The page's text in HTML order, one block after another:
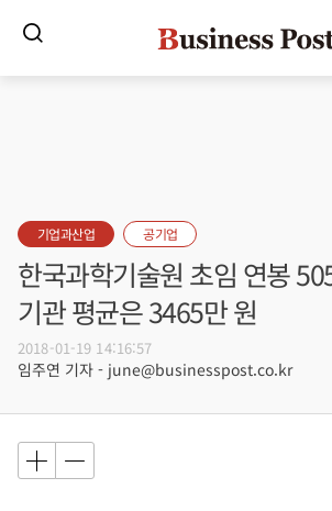
기업과산업 공기업
한국과학기술원 초임 연봉
기관 평균은 3465만 원
2018-01-19 14:16:57
임주연 기자 - june@businesspost.co.kr